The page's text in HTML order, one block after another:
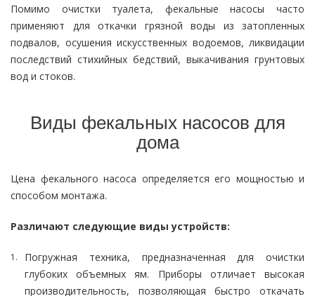
Помимо очистки туалета, фекальные насосы часто
применяют для откачки грязной воды из затопленных
подвалов, осушения искусственных водоемов, ликвидации
последствий стихийных бедствий, выкачивания грунтовых
вод и стоков.
Виды фекальных насосов для
дома
Цена фекального насоса определяется его мощностью и
способом монтажа.
Различают следующие виды устройств:
Погружная техника, предназначенная для очистки
глубоких объемных ям. Приборы отличает высокая
производительность, позволяющая быстро откачать